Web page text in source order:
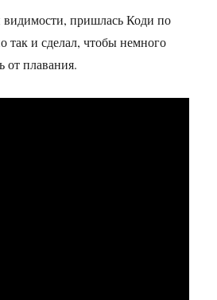
видимости, пришлась Коди по
так и сделал, чтобы немного
от плавания.